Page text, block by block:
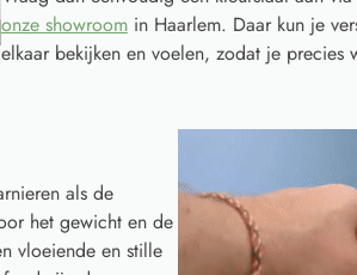
onze showroomin Haarlem. Daar kun je
elkaar bekijken en voelen, zodat je
als de
het gewicht en de
vloeiende en stille